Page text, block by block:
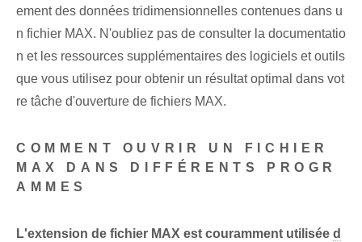
ement des données tridimensionnelles contenues dans u
n fichier MAX. N'oubliez pas de consulter la documentatio
n et les ressources supplémentaires des logiciels et outils
que vous utilisez pour obtenir un résultat optimal dans vot
re tâche d'ouverture de fichiers MAX.
COMMENT OUVRIR UN FICHIER
MAX DANS DIFFÉRENTS PROGR
AMMES
L'extension de fichier ‌MAX est couramment utilisée d